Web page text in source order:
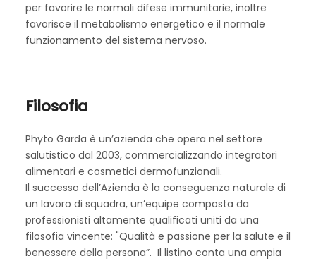
per favorire le normali difese immunitarie, inoltre
favorisce il metabolismo energetico e il normale
funzionamento del sistema nervoso.
Filosofia
Phyto Garda è un’azienda che opera nel settore
salutistico dal 2003, commercializzando integratori
alimentari e cosmetici dermofunzionali.
Il successo dell’Azienda è la conseguenza naturale di
un lavoro di squadra, un’equipe composta da
professionisti altamente qualificati uniti da una
filosofia vincente: "Qualità e passione per la salute e il
benessere della persona”. Il listino conta una ampia